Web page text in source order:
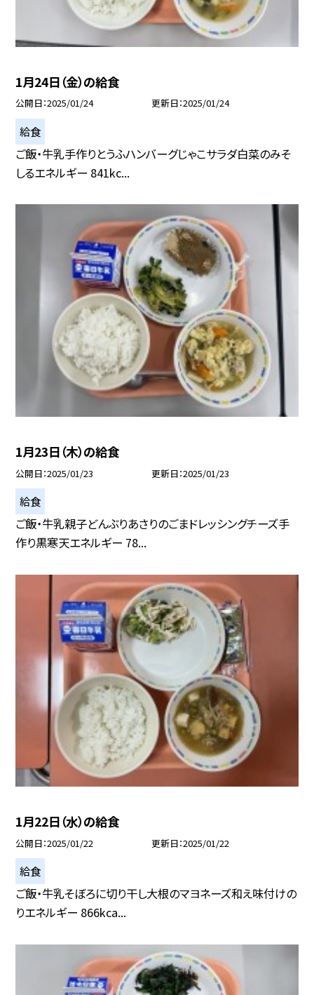
1月24日（金）の給食
公開日 2025/01/24 更新日 2025/01/24
給食
ご飯・牛乳手作りとうふハンバーグじゃこサラダ白菜のみそ
しるエネルギー 841kc...
1月23日（木）の給食
公開日 2025/01/23 更新日 2025/01/23
給食
ご飯・牛乳親子どんぶりあさりのごまドレッシングチーズ手
作り黒寒天エネルギー 78...
1月22日（水）の給食
公開日 2025/01/22 更新日 2025/01/22
給食
ご飯・牛乳そぼろに切り干し大根のマヨネーズ和え味付けの
りエネルギー 866kca...